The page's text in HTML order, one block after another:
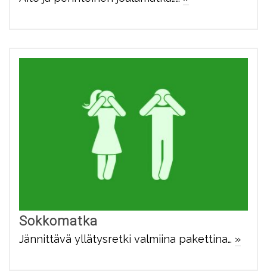
Sokkomatka
Jännittävä yllätysretki valmiina pakettina… »